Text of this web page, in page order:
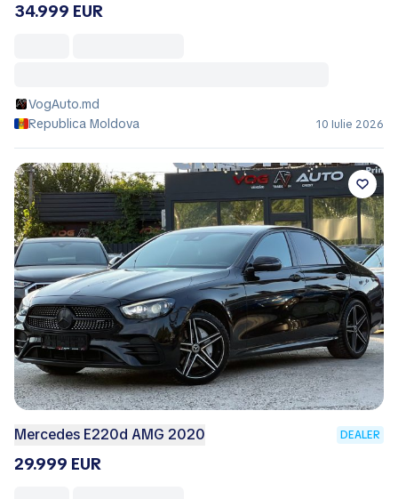
34.999 EUR
VogAuto.md
Republica Moldova
10 Iulie 2026
Mercedes E220d AMG 2020 DEALER
29.999 EUR